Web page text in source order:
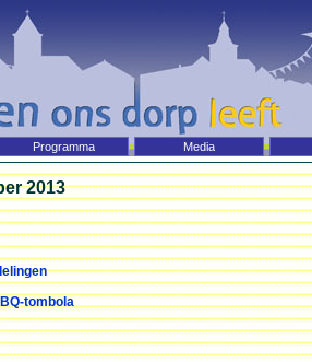
Programma Media
2013
tombola